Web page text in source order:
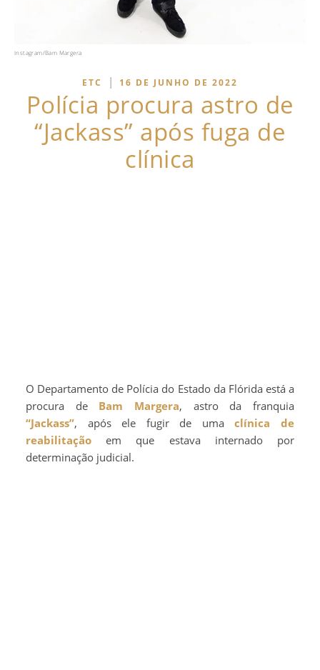
Instagram/Bam Margera
ETC | 16 DE JUNHO DE 2022
Polícia procura astro de
“Jackass” após fuga de
clínica
O Departamento de Polícia do Estado da Flórida está a
procura de Bam Margera, astro da franquia
“Jackass”, após ele fugir de umaclínica de
reabilitação em que estava internado por
determinação judicial.